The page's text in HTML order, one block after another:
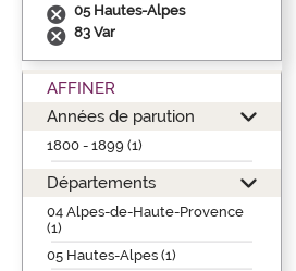
05 Hautes-Alpes
83 Var
AFFINER
Années de parution
1800 - 1899 (1)
Départements
04 Alpes-de-Haute-Provence
(1)
05 Hautes-Alpes (1)